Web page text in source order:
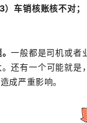
车销核账核不对
。一般都是司机或者
还有一个可能就是
造成严重影响。